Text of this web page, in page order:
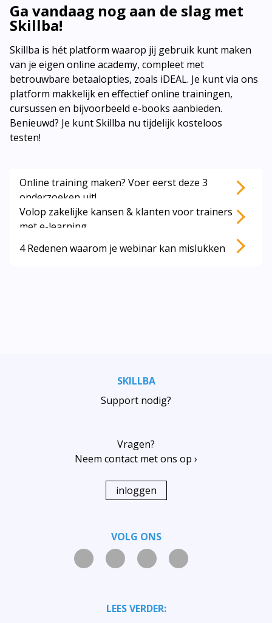
Ga vandaag nog aan de slag met
Skillba!
Skillba is hét platform waarop jij gebruik kunt maken
van je eigen online academy, compleet met
betrouwbare betaalopties, zoals iDEAL. Je kunt via ons
platform makkelijk en effectief online trainingen,
cursussen en bijvoorbeeld e-books aanbieden.
Benieuwd? Je kunt Skillba nu tijdelijk kosteloos
testen!
Lees ook deze artikelen:
Online training maken? Voer eerst deze 3
onderzoeken uit!
Volop zakelijke kansen & klanten voor trainers
met e-learning
4 Redenen waarom je webinar kan mislukken
SKILLBA
Support nodig?
Vragen?
Neem contact met ons op ›
inloggen
VOLG ONS
LEES VERDER: